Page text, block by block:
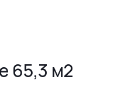
65,3 м2